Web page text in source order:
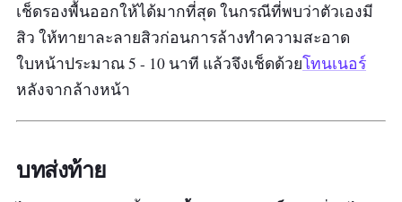
เช็ดรองพื้นออกให้ได้มากที่สุด ในกรณีที่พบว่าตัวเองมี
สิว ให้ทายาละลายสิวก่อนการล้างทำความสะอาด
ใบหน้าประมาณ 5 - 10 นาที แล้วจึงเช็ดด้วยโทนเนอร์
หลังจากล้างหน้า
บทส่งท้าย